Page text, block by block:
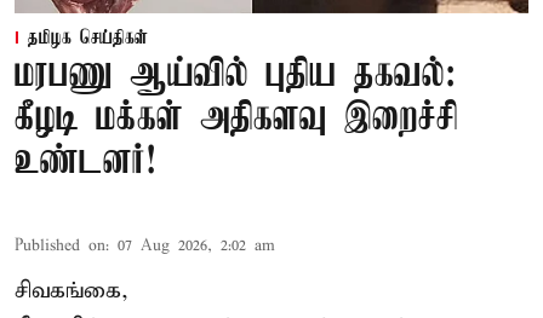
தமிழக செய்திகள்
மரபணு ஆய்வில் புதிய தகவல்:
கீழடி மக்கள் அதிகளவு இறைச்சி
உண்டனர்!
Published on: 07 Aug 2026, 2:02 am
சிவகங்கை,